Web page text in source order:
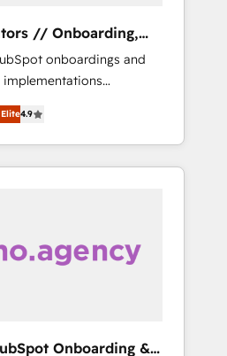
organisations with
optimisation,
Our tried
methodology will
the best deployment
Whether you are new to
to turn around a poor
// Onboarding,
onboardings and
go-to Elite Solutions
ready to migrate,
smarter. We specialize
and CMS migrations and
systems into unified,
architectures that
4.9
Onboarding &